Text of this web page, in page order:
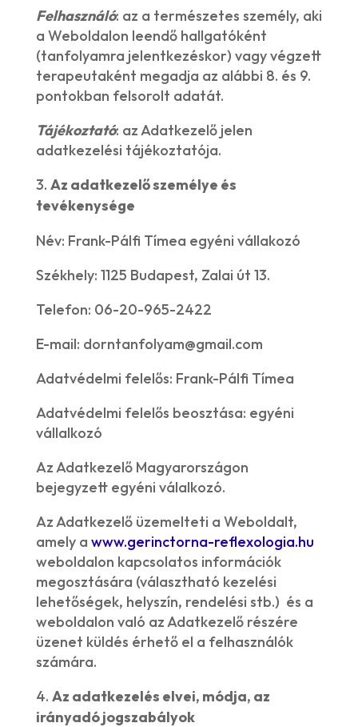
Felhasználó: az a természetes személy, aki
a Weboldalon leendő hallgatóként
(tanfolyamra jelentkezéskor) vagy végzett
terapeutaként megadja az alábbi 8. és 9.
pontokban felsorolt adatát.
Tájékoztató: az Adatkezelő jelen
adatkezelési tájékoztatója.
Az adatkezelő személye és
tevékenysége
Név: Frank-Pálfi Tímea egyéni vállakozó
Székhely: 1125 Budapest, Zalai út 13.
Telefon: 06-20-965-2422
E-mail: dorntanfolyam@gmail.com
Adatvédelmi felelős: Frank-Pálfi Tímea
Adatvédelmi felelős beosztása: egyéni
vállalkozó
Az Adatkezelő Magyarországon
bejegyzett egyéni válalkozó.
Az Adatkezelő üzemelteti a Weboldalt,
amely a www.gerinctorna-reflexologia.hu
weboldalon kapcsolatos információk
megosztására (választható kezelési
lehetőségek, helyszín, rendelési stb.) és a
weboldalon való az Adatkezelő részére
üzenet küldés érhető el a felhasználók
számára.
Az adatkezelés elvei, módja, az
irányadó jogszabályok